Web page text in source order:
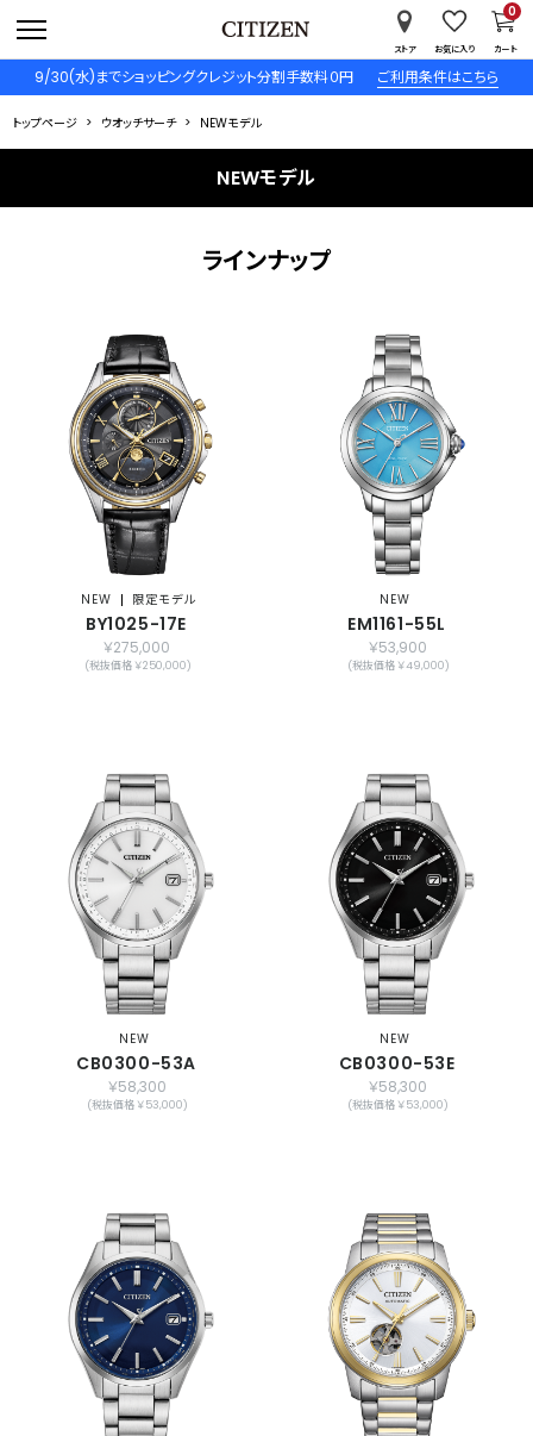
9/30(水)までショッピングクレジット分割手数料０円 ご利用条件はこちら
ストア お気に入り カート
0
トップページ ウオッチサーチ NEWモデル
NEWモデル
ラインナップ
NEW 限定モデル
BY1025-17E
￥275,000
(税抜価格 ￥250,000)
NEW
EM1161-55L
￥53,900
(税抜価格 ￥49,000)
NEW
CB0300-53A
￥58,300
(税抜価格 ￥53,000)
NEW
CB0300-53E
￥58,300
(税抜価格 ￥53,000)